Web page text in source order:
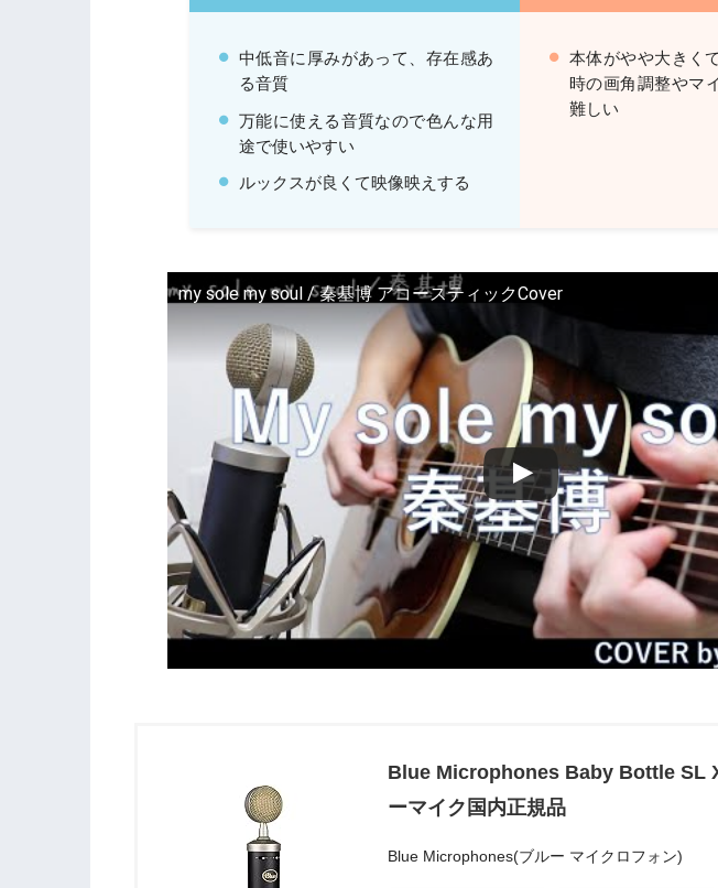
中低音に厚みがあって、存在感あ
る音質
万能に使える音質なので色んな用
途で使いやすい
ルックスが良くて映像映えする
本体がやや大きく
時の画角調整やマ
難しい
my sole my soul / 秦基博 アコースティックCover
Blue Microphones Baby Bottle SL
ーマイク国内正規品
Blue Microphones(ブルー マイクロフォン)